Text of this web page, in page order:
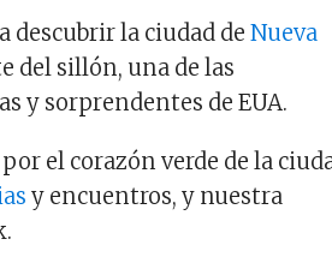
descubrir la ciudad deNueva
del sillón, una de las
y sorprendentes de EUA.
el corazón verde de la
y encuentros, y nuestra